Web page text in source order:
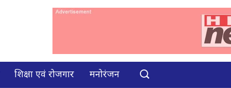
शिक्षा एवं रोजगार मनोरंजन